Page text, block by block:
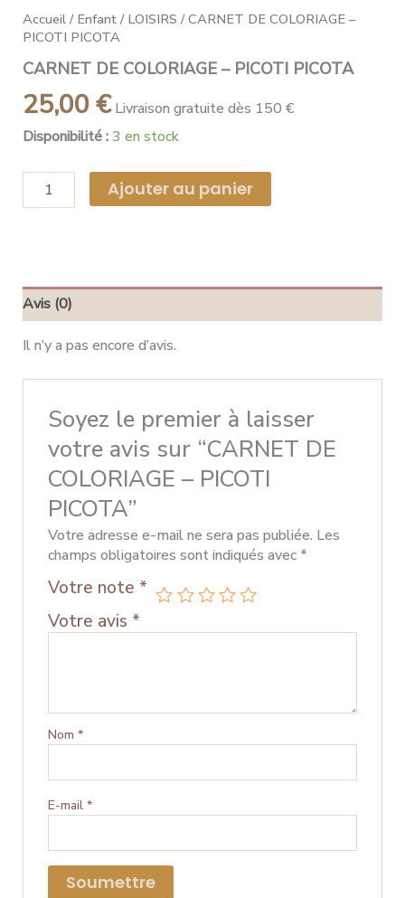
Accueil / Enfant / LOISIRS / CARNET DE COLORIAGE –
PICOTI PICOTA
CARNET DE COLORIAGE – PICOTI PICOTA
25,00€ Livraison gratuite dès 150 €
Disponibilité :3 en stock
Ajouter au panier
Avis (0)
Il n’y a pas encore d’avis.
Soyez le premier à laisser
votre avis sur “CARNET DE
COLORIAGE – PICOTI
PICOTA”
Votre adresse e-mail ne sera pas publiée. Les
champs obligatoires sont indiqués avec *
Votre note *
Votre avis *
Nom *
E-mail *